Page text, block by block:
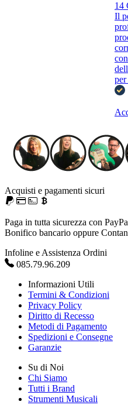
14
Il
Acquisti e pagamenti sicuri
Paga in tutta sicurezza con
Bonifico bancario oppure
Infoline e Assistenza Ordini
085.79.96.209
Informazioni Utili
Termini & Condizioni
Privacy Policy
Diritto di Recesso
Metodi di Pagamento
Spedizioni e Consegne
Garanzie
Su di Noi
Chi Siamo
Tutti i Brand
Strumenti Musicali